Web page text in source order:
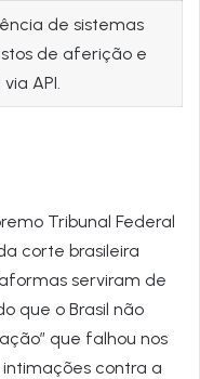
de sistemas
de aferição e
API.
Tribunal Federal
corte brasileira
serviram de
que o Brasil não
que falhou nos
intimações contra a